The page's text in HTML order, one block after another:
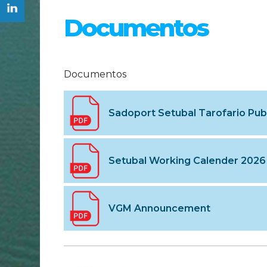
Documentos
Documentos
Sadoport Setubal Tarofario
Setubal Working Calender 2026
VGM Announcement